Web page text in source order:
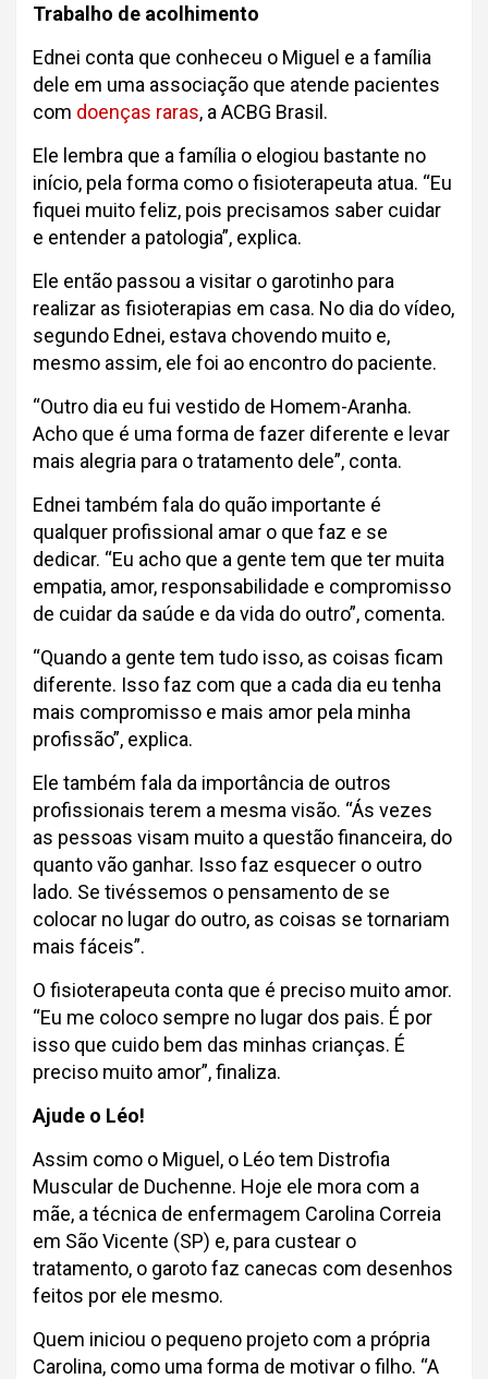
Trabalho de acolhimento
Ednei conta que conheceu o Miguel e a família
dele em uma associação que atende pacientes
com doenças raras, a ACBG Brasil.
Ele lembra que a família o elogiou bastante no
início, pela forma como o fisioterapeuta atua. “Eu
fiquei muito feliz, pois precisamos saber cuidar
e entender a patologia”, explica.
Ele então passou a visitar o garotinho para
realizar as fisioterapias em casa. No dia do vídeo,
segundo Ednei, estava chovendo muito e,
mesmo assim, ele foi ao encontro do paciente.
“Outro dia eu fui vestido de Homem-Aranha.
Acho que é uma forma de fazer diferente e levar
mais alegria para o tratamento dele”, conta.
Ednei também fala do quão importante é
qualquer profissional amar o que faz e se
dedicar. “Eu acho que a gente tem que ter muita
empatia, amor, responsabilidade e compromisso
de cuidar da saúde e da vida do outro”, comenta.
“Quando a gente tem tudo isso, as coisas ficam
diferente. Isso faz com que a cada dia eu tenha
mais compromisso e mais amor pela minha
profissão”, explica.
Ele também fala da importância de outros
profissionais terem a mesma visão. “Ás vezes
as pessoas visam muito a questão financeira, do
quanto vão ganhar. Isso faz esquecer o outro
lado. Se tivéssemos o pensamento de se
colocar no lugar do outro, as coisas se tornariam
mais fáceis”.
O fisioterapeuta conta que é preciso muito amor.
“Eu me coloco sempre no lugar dos pais. É por
isso que cuido bem das minhas crianças. É
preciso muito amor”, finaliza.
Ajude o Léo!
Assim como o Miguel, o Léo tem Distrofia
Muscular de Duchenne. Hoje ele mora com a
mãe, a técnica de enfermagem Carolina Correia
em São Vicente (SP) e, para custear o
tratamento, o garoto faz canecas com desenhos
feitos por ele mesmo.
Quem iniciou o pequeno projeto com a própria
Carolina, como uma forma de motivar o filho. “A